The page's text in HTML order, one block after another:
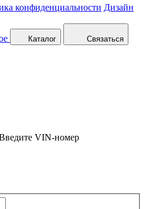
конфиденциальности Дизайн
Каталог Связаться
VIN-номер